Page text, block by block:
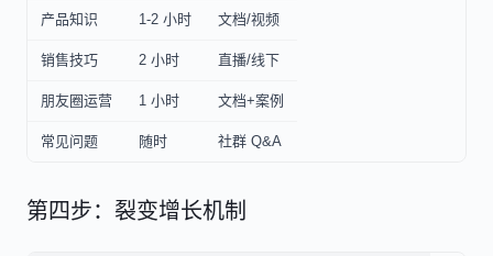
产品知识 1-2 小时 文档/视频
销售技巧 2 小时 直播/线下
朋友圈运营 1 小时 文档+案例
常见问题 随时 社群 Q&A
第四步：裂变增长机制